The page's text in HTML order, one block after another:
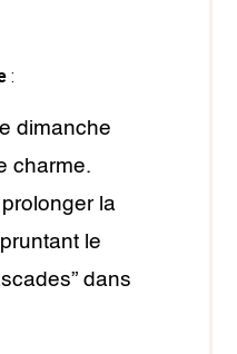
:
dimanche
charme.
la
le
dans